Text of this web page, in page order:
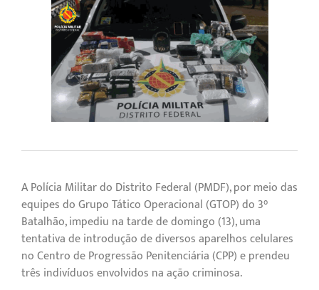
A Polícia Militar do Distrito Federal (PMDF), por meio das
equipes do Grupo Tático Operacional (GTOP) do 3°
Batalhão, impediu na tarde de domingo (13), uma
tentativa de introdução de diversos aparelhos celulares
no Centro de Progressão Penitenciária (CPP) e prendeu
três indivíduos envolvidos na ação criminosa.